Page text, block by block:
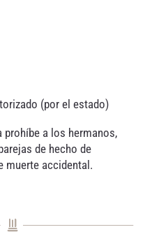
(por el estado)
prohíbe a los hermanos,
de hecho de
muerte accidental.